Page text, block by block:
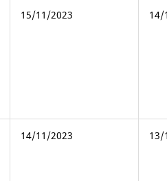
15/11/2023 14/
14/11/2023 13/